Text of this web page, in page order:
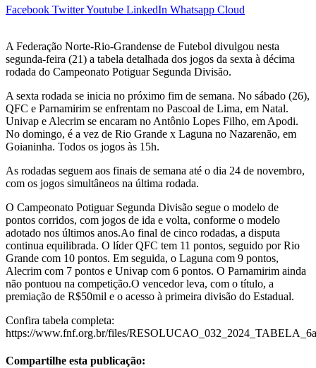
Facebook TwitterYoutube LinkedIn Whatsapp Cloud
A Federação Norte-Rio-Grandense de Futebol divulgou nesta
segunda-feira (21) a tabela detalhada dos jogos da sexta à décima
rodada do Campeonato Potiguar Segunda Divisão.
A sexta rodada se inicia no próximo fim de semana. No sábado (26),
QFC e Parnamirim se enfrentam no Pascoal de Lima, em Natal.
Univap e Alecrim se encaram no Antônio Lopes Filho, em Apodi.
No domingo, é a vez de Rio Grande x Laguna no Nazarenão, em
Goianinha. Todos os jogos às 15h.
As rodadas seguem aos finais de semana até o dia 24 de novembro,
com os jogos simultâneos na última rodada.
O Campeonato Potiguar Segunda Divisão segue o modelo de
pontos corridos, com jogos de ida e volta, conforme o modelo
adotado nos últimos anos.Ao final de cinco rodadas, a disputa
continua equilibrada. O líder QFC tem 11 pontos, seguido por Rio
Grande com 10 pontos. Em seguida, o Laguna com 9 pontos,
Alecrim com 7 pontos e Univap com 6 pontos. O Parnamirim ainda
não pontuou na competição.O vencedor leva, com o título, a
premiação de R$50mil e o acesso à primeira divisão do Estadual.
Confira tabela completa:
https://www.fnf.org.br/files/
Compartilhe esta publicação: